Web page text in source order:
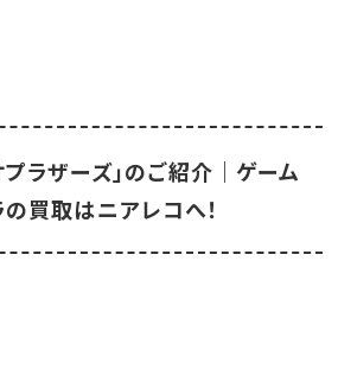
プラザーズ」のご紹介｜ゲーム
の買取はニアレコへ！